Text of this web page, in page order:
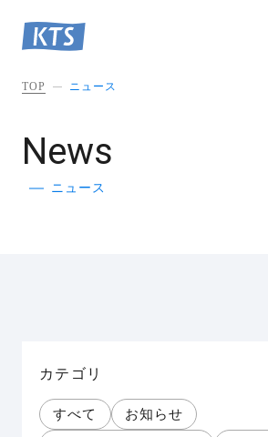
TOP ニュース
News
ニュース
カテゴリ
すべて お知らせ